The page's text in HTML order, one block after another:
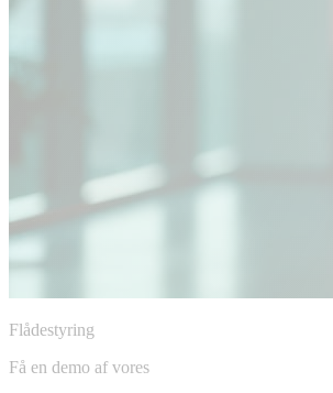
Flådestyring
Få en demo af vores